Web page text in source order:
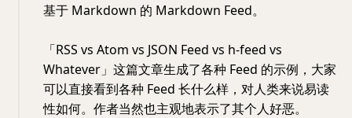
基于 Markdown 的 Markdown Feed。
「RSS vs Atom vs JSON Feed vs h-feed vs
Whatever」这篇文章生成了各种 Feed 的示例，大家
可以直接看到各种 Feed 长什么样，对人类来说易读
性如何。作者当然也主观地表示了其个人好恶。